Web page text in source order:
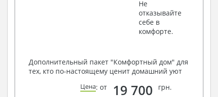
Не
отказывайте
себе в
комфорте.
Дополнительный пакет "Комфортный дом" для
тех, кто по-настоящему ценит домашний уют
Цена: от 19 700 грн.